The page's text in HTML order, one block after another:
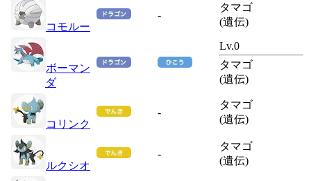
コモルー
-
タマゴ
(遺伝)
ボーマン
ダ
Lv.0
タマゴ
(遺伝)
コリンク
-
タマゴ
(遺伝)
ルクシオ
-
タマゴ
(遺伝)